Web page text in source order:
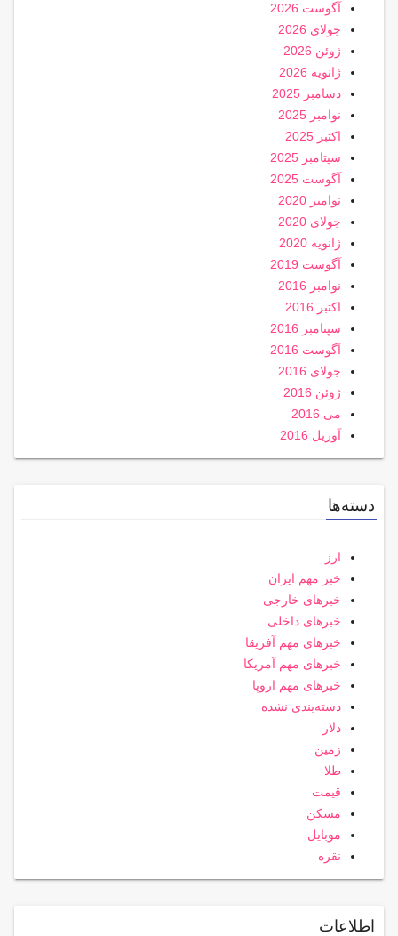
آگوست 2026
جولای 2026
ژوئن 2026
ژانویه 2026
دسامبر 2025
نوامبر 2025
اکتبر 2025
سپتامبر 2025
آگوست 2025
نوامبر 2020
جولای 2020
ژانویه 2020
آگوست 2019
نوامبر 2016
اکتبر 2016
سپتامبر 2016
آگوست 2016
جولای 2016
ژوئن 2016
می 2016
آوریل 2016
دسته‌ها
ارز
خبر مهم ایران
خبرهای خارجی
خبرهای داخلی
خبرهای مهم آفریقا
خبرهای مهم آمریکا
خبرهای مهم اروپا
دسته‌بندی نشده
دلار
زمین
طلا
قیمت
مسکن
موبایل
نقره
اطلاعات